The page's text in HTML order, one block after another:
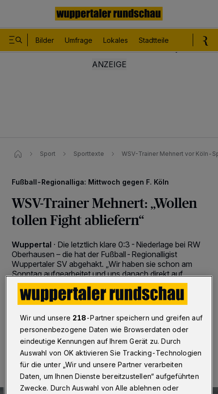
Bilder Umfrage Lokales Stadtteile
Sport Sporttexte WSV-Trainer Mehnert vor Köln-
Fußball-Regionalliga: Mittwoch gegen F. Köln
WSV-Trainer Mehnert: „Wollen
tollen Fight abliefern“
Wuppertal · Die letztlich klare 0:3-Niederlage bei RW
Oberhausen – die hat der Fußball-Regionalligist
Wuppertaler SV abgehakt. „Wir haben sie schon am
Sonntag aufgearbeitet und uns danach direkt auf
Fortuna Köln konzentriert“, sagt Trainer Björn Mehnert.
Das Nachholspiel wird am Mittwoch (3. März 2021)
um 18 Uhr angepfiffen.
02.03.2021 , 20:53 Uhr 2 Minuten Lesezeit
Wir und unsere 218-Partner speichern und greifen auf
personenbezogene Daten wie Browserdaten oder
eindeutige Kennungen auf Ihrem Gerät zu. Durch
Auswahl von OK aktivieren Sie Tracking-Technologien
für die unter „Wir und unsere Partner verarbeiten
Daten, um Ihnen Dienste bereitzustellen“ aufgeführten
Zwecke. Durch Auswahl von Alle ablehnen oder